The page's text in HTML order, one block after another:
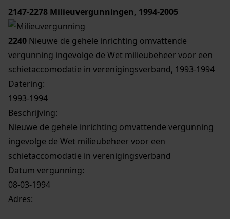
2147-2278 Milieuvergunningen, 1994-2005
2240 Nieuwe de gehele inrichting omvattende
vergunning ingevolge de Wet milieubeheer voor een
schietaccomodatie in verenigingsverband, 1993-1994
Datering:
1993-1994
Beschrijving:
Nieuwe de gehele inrichting omvattende vergunning
ingevolge de Wet milieubeheer voor een
schietaccomodatie in verenigingsverband
Datum vergunning:
08-03-1994
Adres: